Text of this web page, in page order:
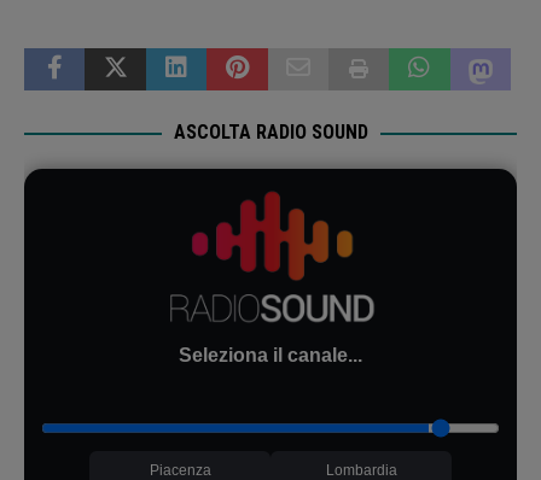
ASCOLTA RADIO SOUND
Seleziona il canale...
Piacenza Lombardia